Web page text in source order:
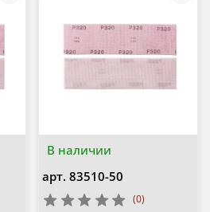
В наличии
арт. 83510-50
(0)